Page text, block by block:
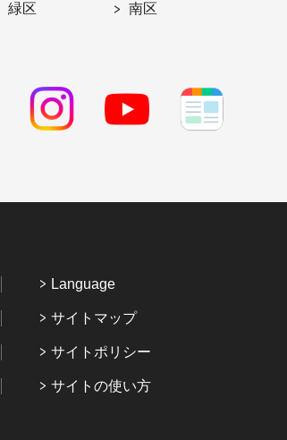
緑区 南区
Language
サイトマップ
サイトポリシー
サイトの使い方